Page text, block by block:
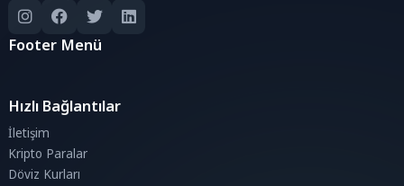
Footer Menü
Hızlı Bağlantılar
İletişim
Kripto Paralar
Döviz Kurları